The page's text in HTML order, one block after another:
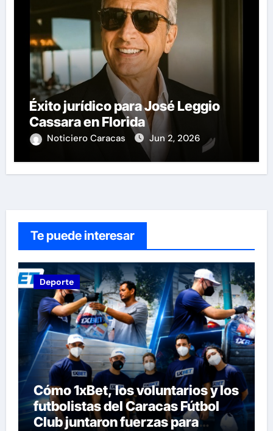
Éxito jurídico para José Leggio
Cassara en Florida
Noticiero Caracas Jun 2, 2026
Te puede interesar
Deporte
Cómo 1xBet, los voluntarios y los
futbolistas del Caracas Fútbol
Club juntaron fuerzas para